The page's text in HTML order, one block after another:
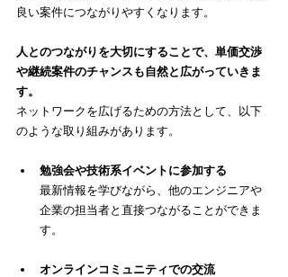
良い案件につながりやすくなります。
人とのつながりを大切にすることで、単価交渉
や継続案件のチャンスも自然と広がっていきま
す。
ネットワークを広げるための方法として、以下
のような取り組みがあります。
勉強会や技術系イベントに参加する
最新情報を学びながら、他のエンジニアや
企業の担当者と直接つながることができま
す。
オンラインコミュニティでの交流